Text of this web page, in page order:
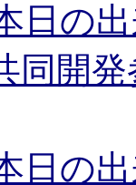
日の
同開
日の